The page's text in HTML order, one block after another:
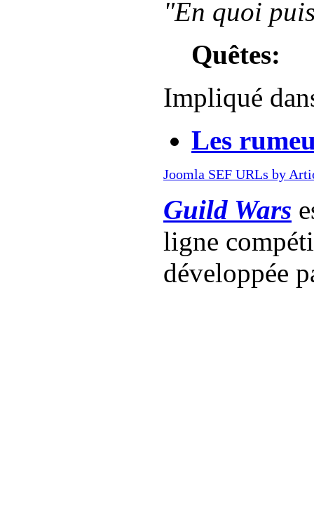
"En quoi
Quêtes:
Impliqué
Les
Joomla SEF URLs by
Guild Wars
ligne
développée